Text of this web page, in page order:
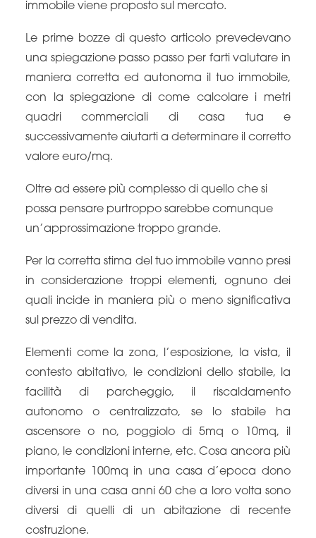
immobile viene proposto sul mercato.
Le prime bozze di questo articolo prevedevano
una spiegazione passo passo per farti valutare in
maniera corretta ed autonoma il tuo immobile,
con la spiegazione di come calcolare i metri
quadri commerciali di casa tua e
successivamente aiutarti a determinare il corretto
valore euro/mq.
Oltre ad essere più complesso di quello che si
possa pensare purtroppo sarebbe comunque
un’approssimazione troppo grande.
Per la corretta stima del tuo immobile vanno presi
in considerazione troppi elementi, ognuno dei
quali incide in maniera più o meno significativa
sul prezzo di vendita.
Elementi come la zona, l’esposizione, la vista, il
contesto abitativo, le condizioni dello stabile, la
facilità di parcheggio, il riscaldamento
autonomo o centralizzato, se lo stabile ha
ascensore o no, poggiolo di 5mq o 10mq, il
piano, le condizioni interne, etc. Cosa ancora più
importante 100mq in una casa d’epoca dono
diversi in una casa anni 60 che a loro volta sono
diversi di quelli di un abitazione di recente
costruzione.